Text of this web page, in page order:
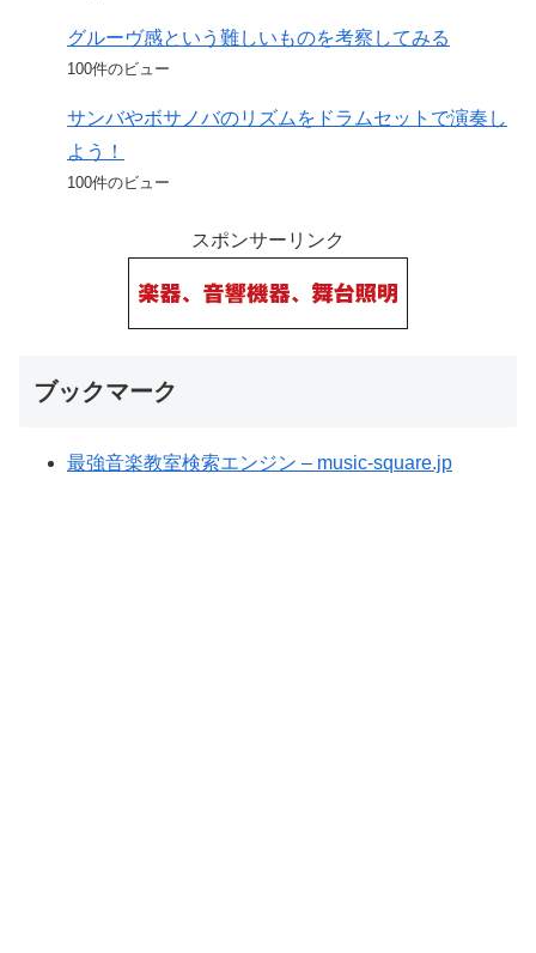
グルーヴ感という難しいものを考察してみる
100件のビュー
サンバやボサノバのリズムをドラムセットで演奏し
よう！
100件のビュー
スポンサーリンク
ブックマーク
最強音楽教室検索エンジン – music-square.jp